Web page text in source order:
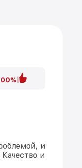
и
и